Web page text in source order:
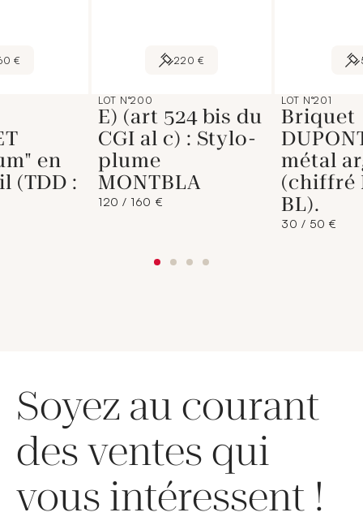
€
en
(TDD :
220 €
LOT N°200
E) (art 524 bis du
CGI al c) : Stylo-
plume
MONTBLA
120 / 160 €
LOT N°201
Briquet
métal
(chiffré
BL).
30 / 50 €
Soyez au courant
des ventes qui
vous intéressent !